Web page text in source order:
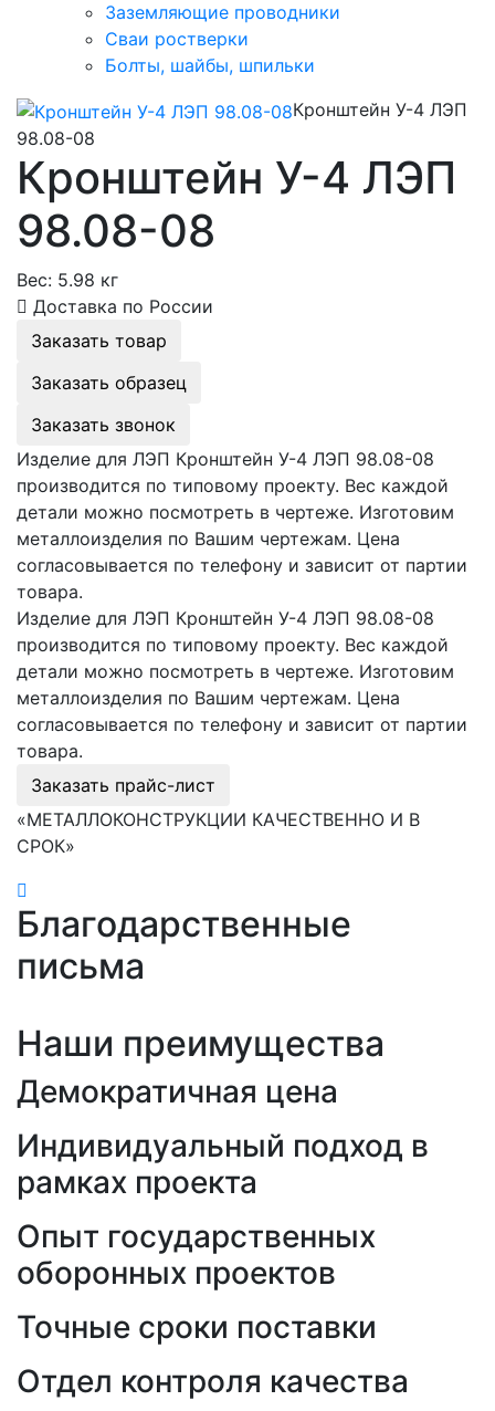
Заземляющие проводники
Сваи ростверки
Болты, шайбы, шпильки
Кронштейн У-4 ЛЭП
98.08-08
Кронштейн У-4 ЛЭП
98.08-08
Вес: 5.98 кг
Доставка по России
Заказать товар
Заказать образец
Заказать звонок
Изделие для ЛЭП Кронштейн У-4 ЛЭП 98.08-08
производится по типовому проекту. Вес каждой
детали можно посмотреть в чертеже. Изготовим
металлоизделия по Вашим чертежам. Цена
согласовывается по телефону и зависит от партии
товара.
Изделие для ЛЭП Кронштейн У-4 ЛЭП 98.08-08
производится по типовому проекту. Вес каждой
детали можно посмотреть в чертеже. Изготовим
металлоизделия по Вашим чертежам. Цена
согласовывается по телефону и зависит от партии
товара.
Заказать прайс-лист
«МЕТАЛЛОКОНСТРУКЦИИ КАЧЕСТВЕННО И В
СРОК»
Благодарственные
письма
Наши преимущества
Демократичная цена
Индивидуальный подход в
рамках проекта
Опыт государственных
оборонных проектов
Точные сроки поставки
Отдел контроля качества